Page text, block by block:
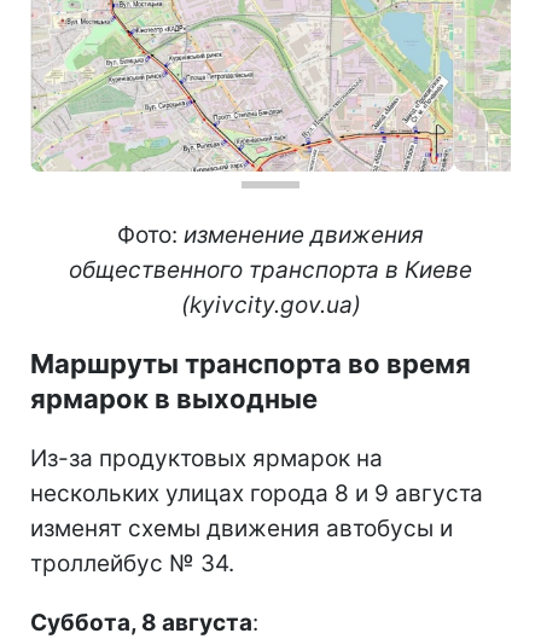
Фото: изменение движения
общественного транспорта в Киеве
(kyivcity.gov.ua)
Маршруты транспорта во время
ярмарок в выходные
Из-за продуктовых ярмарок на
нескольких улицах города 8 и 9 августа
изменят схемы движения автобусы и
троллейбус № 34.
Суббота, 8 августа: